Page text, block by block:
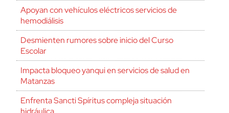
Apoyan con vehículos eléctricos servicios de
hemodiálisis
Desmienten rumores sobre inicio del Curso
Escolar
Impacta bloqueo yanqui en servicios de salud en
Matanzas
Enfrenta Sancti Spíritus compleja situación